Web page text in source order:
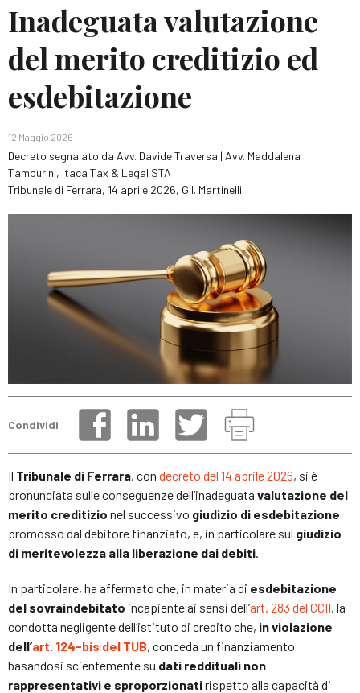
Inadeguata valutazione
del merito creditizio ed
esdebitazione
12 Maggio 2026
Decreto segnalato da Avv. Davide Traversa | Avv. Maddalena
Tamburini, Itaca Tax & Legal STA
Tribunale di Ferrara, 14 aprile 2026, G.I. Martinelli
Condividi
Il Tribunale di Ferrara, con decreto del 14 aprile 2026, si è
pronunciata sulle conseguenze dell’inadeguata valutazione del
merito creditizio nel successivo giudizio di esdebitazione
promosso dal debitore finanziato, e, in particolare sul giudizio
di meritevolezza alla liberazione dai debiti.
In particolare, ha affermato che, in materia di esdebitazione
del sovraindebitato incapiente ai sensi dell’art. 283 del CCII, la
condotta negligente dell’istituto di credito che, in violazione
dell’art. 124-bis del TUB, conceda un finanziamento
basandosi scientemente su dati reddituali non
rappresentativi e sproporzionatirispetto alla capacità di